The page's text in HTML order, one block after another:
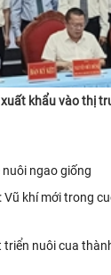
khẩu vào thị
ngao giống
Vũ khí mới trong
nuôi cua